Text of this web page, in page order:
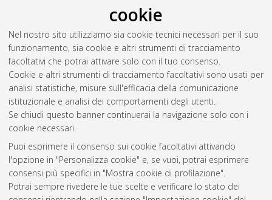
cookie
Nel nostro sito utilizziamo sia cookie tecnici necessari per il suo
funzionamento, sia cookie e altri strumenti di tracciamento
facoltativi che potrai attivare solo con il tuo consenso.
Cookie e altri strumenti di tracciamento facoltativi sono usati per
analisi statistiche, misure sull'efficacia della comunicazione
istituzionale e analisi dei comportamenti degli utenti.
Se chiudi questo banner continuerai la navigazione solo con i
cookie necessari.
Puoi esprimere il consenso sui cookie facoltativi attivando
l'opzione in "Personalizza cookie" e, se vuoi, potrai esprimere
consensi più specifici in "Mostra cookie di profilazione".
Potrai sempre rivedere le tue scelte e verificare lo stato dei
Gestione del documento:
Atom
Rss 1.0
Rss 2.0